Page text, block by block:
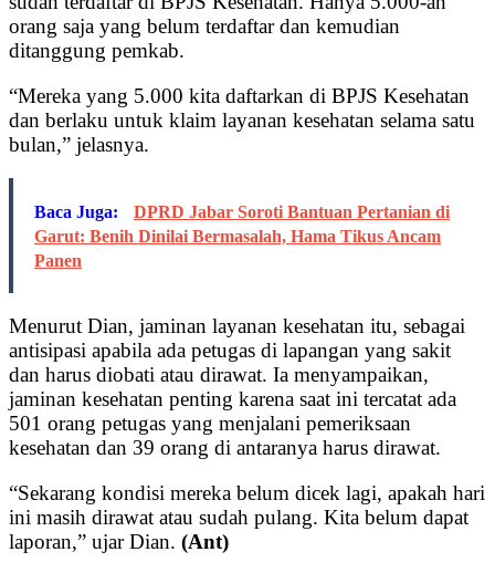
orang saja yang belum terdaftar dan kemudian
ditanggung pemkab.
“Mereka yang 5.000 kita daftarkan di BPJS Kesehatan
dan berlaku untuk klaim layanan kesehatan selama satu
bulan,” jelasnya.
Baca Juga:
DPRD Jabar Soroti Bantuan Pertanian di
Garut: Benih Dinilai Bermasalah, Hama Tikus Ancam
Panen
Menurut Dian, jaminan layanan kesehatan itu, sebagai
antisipasi apabila ada petugas di lapangan yang sakit
dan harus diobati atau dirawat. Ia menyampaikan,
jaminan kesehatan penting karena saat ini tercatat ada
501 orang petugas yang menjalani pemeriksaan
kesehatan dan 39 orang di antaranya harus dirawat.
“Sekarang kondisi mereka belum dicek lagi, apakah hari
ini masih dirawat atau sudah pulang. Kita belum dapat
laporan,” ujar Dian. (Ant)